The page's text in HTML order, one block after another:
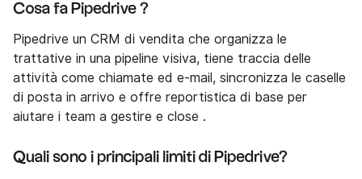
Cosa fa Pipedrive ?
Pipedrive un CRM di vendita che organizza le
trattative in una pipeline visiva, tiene traccia delle
attività come chiamate ed e-mail, sincronizza le caselle
di posta in arrivo e offre reportistica di base per
aiutare i team a gestire e close .
Quali sono i principali limiti di Pipedrive?